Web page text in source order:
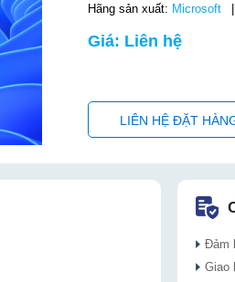
Hãng sản xuất: Microsoft
Giá: Liên hệ
LIÊN HỆ ĐẶT
Đảm
Giao